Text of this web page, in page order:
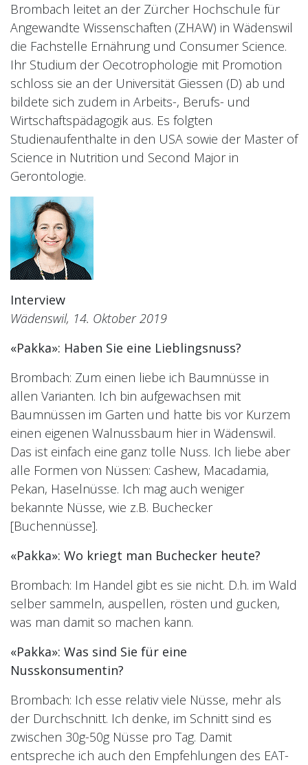
Brombach leitet an der Zürcher Hochschule für
Angewandte Wissenschaften (ZHAW) in Wädenswil
die Fachstelle Ernährung und Consumer Science.
Ihr Studium der Oecotrophologie mit Promotion
schloss sie an der Universität Giessen (D) ab und
bildete sich zudem in Arbeits-, Berufs- und
Wirtschaftspädagogik aus. Es folgten
Studienaufenthalte in den USA sowie der Master of
Science in Nutrition und Second Major in
Gerontologie.
Interview
Wädenswil, 14. Oktober 2019
«Pakka»: Haben Sie eine Lieblingsnuss?
Brombach: Zum einen liebe ich Baumnüsse in
allen Varianten. Ich bin aufgewachsen mit
Baumnüssen im Garten und hatte bis vor Kurzem
einen eigenen Walnussbaum hier in Wädenswil.
Das ist einfach eine ganz tolle Nuss. Ich liebe aber
alle Formen von Nüssen: Cashew, Macadamia,
Pekan, Haselnüsse. Ich mag auch weniger
bekannte Nüsse, wie z.B. Buchecker
[Buchennüsse].
«Pakka»: Wo kriegt man Buchecker heute?
Brombach: Im Handel gibt es sie nicht. D.h. im Wald
selber sammeln, auspellen, rösten und gucken,
was man damit so machen kann.
«Pakka»: Was sind Sie für eine
Nusskonsumentin?
Brombach: Ich esse relativ viele Nüsse, mehr als
der Durchschnitt. Ich denke, im Schnitt sind es
zwischen 30g-50g Nüsse pro Tag. Damit
entspreche ich auch den Empfehlungen des EAT-